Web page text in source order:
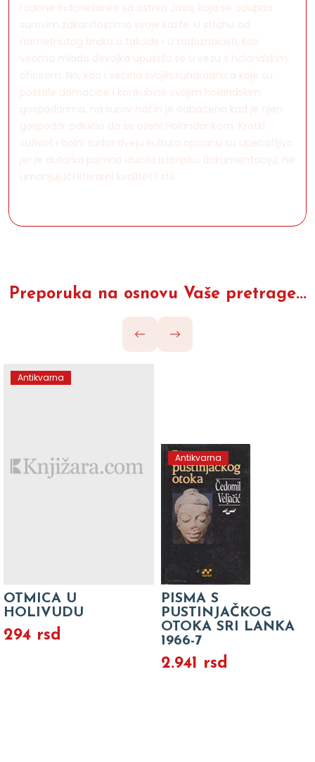
rođene Indonežanke sa ostrva Java, koja se oduprla
surovim zakonitostima svoje kaste. U strahu od
nametnutog braka a takođe i iz radoznalosti, kao
veoma mlada devojka upustila se u vezu s holandskim
oficirom. No, kao i većina svojih sunarodnica koje su
postale domaćice i konkubine svojim holandskim
gospodarima, na surov način je odbačena kad je njen
gospodar odlučio da se oženi Holanđankom. Kratki
suživot i bolni sudar dveju kultura opisanu su upečatljivo
jer je autorka pomno izučila istorijsku dokumentaciju, ne
umanjujući literarni kvalitet i stil.
Preporuka na osnovu Vaše pretrage...
Antikvarna
OTMICA U
HOLIVUDU
294 rsd
Antikvarna
PISMA S
PUSTINJAČKOG
OTOKA SRI LANKA
1966-7
2.941 rsd